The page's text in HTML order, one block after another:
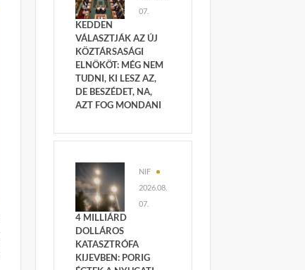
07.
KEDDEN
VÁLASZTJÁK AZ ÚJ
KÖZTÁRSASÁGI
ELNÖKÖT: MÉG NEM
TUDNI, KI LESZ AZ,
DE BESZÉDET, NA,
AZT FOG MONDANI
NIF
2026.08.
07.
4 MILLIÁRD
DOLLÁROS
KATASZTRÓFA
KIJEVBEN: PORIG